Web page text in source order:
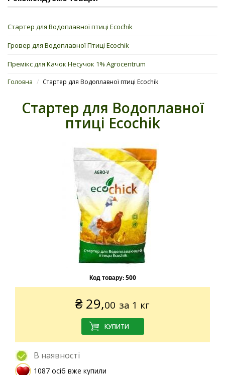
Стартер для Водоплавної птиці Ecochik
Гровер для Водоплавної Птиці Ecochik
Премікс для Качок Несучок 1% Agrocentrum
Головна / Стартер для Водоплавної птиці Ecochik
Стартер для Водоплавної
птиці Ecochik
Код товару:500
₴ 29,00 за 1 кг
В наявності
1087 осіб вже купили